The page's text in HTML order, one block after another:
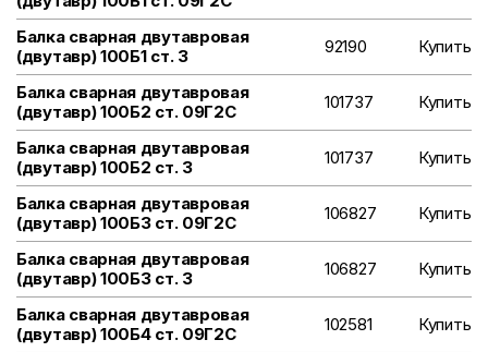
Балка сварная двутавровая
(двутавр) 100Б1 ст. 3
92190 Купить
Балка сварная двутавровая
(двутавр) 100Б2 ст. 09Г2С
101737 Купить
Балка сварная двутавровая
(двутавр) 100Б2 ст. 3
101737 Купить
Балка сварная двутавровая
(двутавр) 100Б3 ст. 09Г2С
106827 Купить
Балка сварная двутавровая
(двутавр) 100Б3 ст. 3
106827 Купить
Балка сварная двутавровая
(двутавр) 100Б4 ст. 09Г2С
102581 Купить